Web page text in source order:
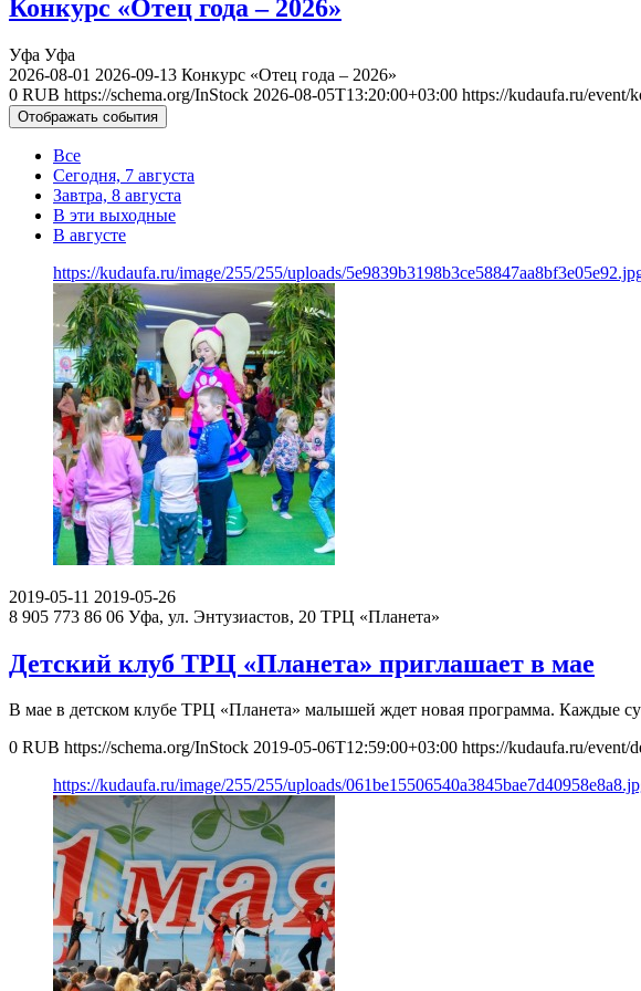
Конкурс «Отец года – 2026»
Уфа Уфа
2026-08-01 2026-09-13 Конкурс «Отец года – 2026»
0 RUB https://schema.org/InStock 2026-08-05T13:20:00+03:00 https://kudaufa.ru/event/
Отображать события
Все
Сегодня, 7 августа
Завтра, 8 августа
В эти выходные
В августе
https://kudaufa.ru/image/255/255/uploads/
2019-05-11 2019-05-26
8 905 773 86 06 Уфа, ул. Энтузиастов, 20 ТРЦ «Планета»
Детский клуб ТРЦ «Планета» приглашает в мае
В мае в детском клубе ТРЦ «Планета» малышей ждет новая программа. Каждые
0 RUB https://schema.org/InStock 2019-05-06T12:59:00+03:00 https://kudaufa.ru/event/
https://kudaufa.ru/image/255/255/uploads/